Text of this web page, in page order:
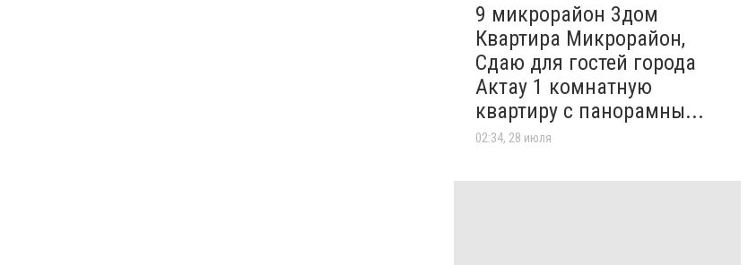
9 микрорайон 3дом
Квартира Микрорайон,
Сдаю для гостей города
Актау 1 комнатную
квартиру с панорамны...
02:34, 28 июля